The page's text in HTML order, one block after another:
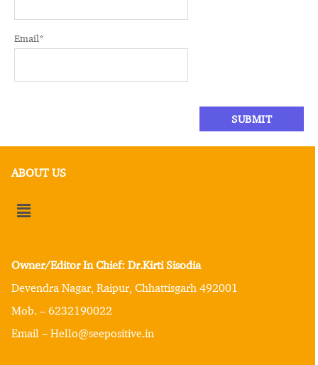
Email*
ABOUT US
Owner/Editor In Chief: Dr.Kirti Sisodia
Devendra Nagar, Raipur, Chhattisgarh 492001
Mob. – 6232190022
Email – Hello@seepositive.in